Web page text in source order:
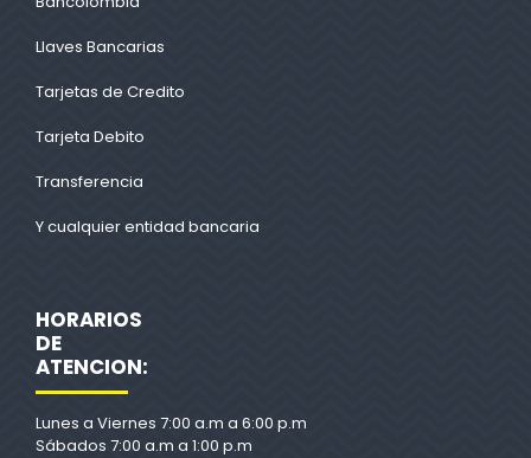
Llaves Bancarias
Tarjetas de Credito
Tarjeta Debito
Transferencia
Y cualquier entidad bancaria
HORARIOS
DE
ATENCION:
Lunes a Viernes 7:00 a.m a 6:00 p.m
Sábados 7:00 a.m a 1:00 p.m